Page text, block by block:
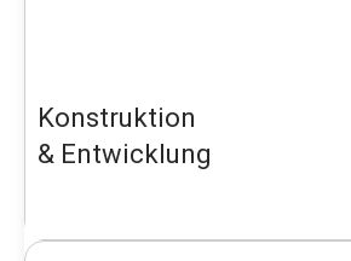
Konstruktion
& Entwicklung